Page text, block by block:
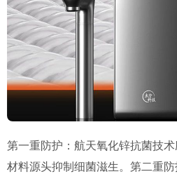
第一重防护：航天氧化锌抗菌技
材料源头抑制细菌滋生。第二重